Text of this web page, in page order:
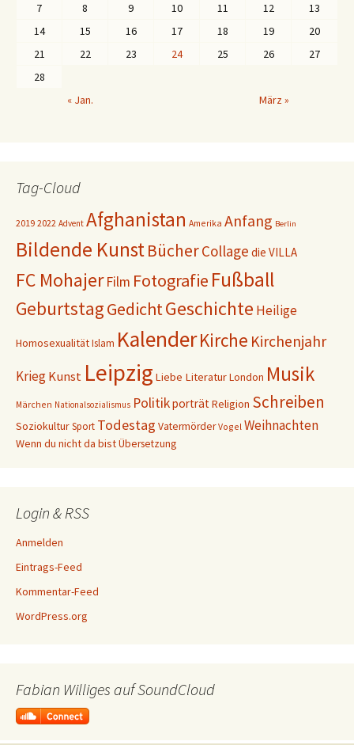
7
8 9 10 11 12
13
14
15 16 17 18 19
20
21
22 23 24 25 26
27
28
« Jan.
März »
Tag-Cloud
2019 2022 Advent Afghanistan Amerika Anfang Berlin
Bildende KunstBücherCollage die VILLA
FC Mohajer Film Fotografie Fußball
GeburtstagGedichtGeschichte Heilige
HomosexualitätIslam KalenderKirche Kirchenjahr
Krieg Kunst Leipzig Liebe LiteraturLondon Musik
Märchen Nationalsozialismus PolitikporträtReligion Schreiben
SoziokulturSport Todestag Vatermörder Vogel Weihnachten
Wenn du nicht da bistÜbersetzung
Login & RSS
Anmelden
Eintrags-Feed
Kommentar-Feed
WordPress.org
Fabian Williges auf SoundCloud